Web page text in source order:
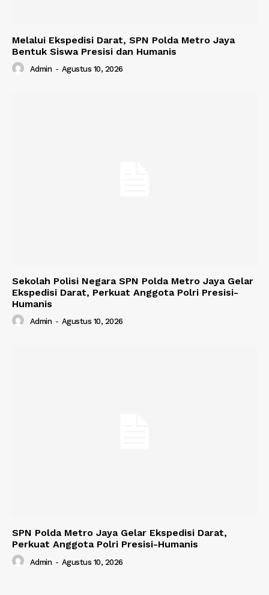
Melalui Ekspedisi Darat, SPN Polda Metro Jaya
Bentuk Siswa Presisi dan Humanis
Admin - Agustus 10, 2026
Sekolah Polisi Negara SPN Polda Metro Jaya Gelar
Ekspedisi Darat, Perkuat Anggota Polri Presisi-
Humanis
Admin - Agustus 10, 2026
SPN Polda Metro Jaya Gelar Ekspedisi Darat,
Perkuat Anggota Polri Presisi-Humanis
Admin - Agustus 10, 2026